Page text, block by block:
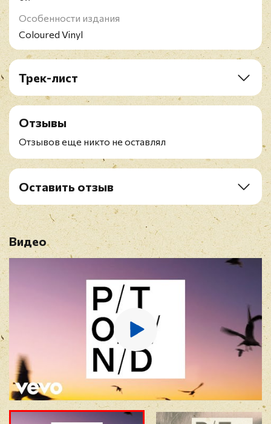
Особенности издания
Coloured Vinyl
Трек-лист
LP1:
A2. Of The New Day
B1. Rats Return
B2. Dignity
C1. Herd Culling
C2. Walk The Plank
D. Chimera's Wreck
Отзывы
Отзывов еще никто не оставлял
Оставить отзыв
Имя*
Отзыв
Видео